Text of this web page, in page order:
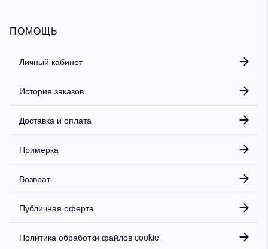
ПОМОЩЬ
Личный кабинет
История заказов
Доставка и оплата
Примерка
Возврат
Публичная оферта
Политика обработки файлов cookie